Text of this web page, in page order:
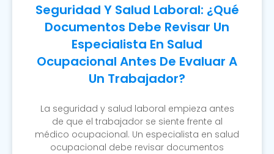
Seguridad Y Salud Laboral: ¿Qué
Documentos Debe Revisar Un
Especialista En Salud
Ocupacional Antes De Evaluar A
Un Trabajador?
La seguridad y salud laboral empieza antes
de que el trabajador se siente frente al
médico ocupacional. Un especialista en salud
ocupacional debe revisar documentos